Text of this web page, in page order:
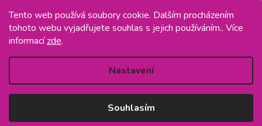
Tento web používá soubory cookie. Dalším procházením
tohoto webu vyjadřujete souhlas s jejich používáním.. Více
informacízde.
Nastavení
Souhlasím
Copyright 2026Jasminkashop.cz. Všechna práva vyhrazena.
Vytvořil Shoptet